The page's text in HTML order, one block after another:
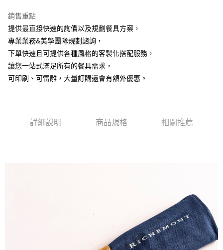
AFTEE先享後付是「在收到商品之後才付款」的支付方式。 讓您購物簡單
便利好安心！
１．簡單：不需註冊會員、不需綁卡、不需儲值。
２．便利：只要手機號碼，簡訊認證，即可結帳。
３．安心：先確認商品／服務後，再付款。
【「AFTEE先享後付」結帳流程】
１．於結帳方式選擇「AFTEE先享後付」後，將跳轉至「AFTEE先享後付」
※ 請注意：結帳手續完成當下不需立刻繳費，但若您需要取消訂單，請聯絡
易，需依本服務之必要範圍內提供個人資料，並將交易相關給付款項請求債
２．關於個人資料處理事宜，請瀏覽以下網址：
３．未成年的使用者請事先徵得法定代理人或監護人之同意方可使用
「AFTEE先享後付」，若未經同意申辦者引起之損失，本公司不負相關責
ATM付款
全家取貨付款
每筆NT$60，滿NT$1,500(含以上)免運費
7-11取貨付款
銷售重點
提供最直接快速的詢價以及規劃餐具方案，
專業業務&美學團隊規劃諮詢，
下單快速且可提供各種風格的客製化搭配服務，
讓您一站式滿足所有的餐具需求，
可印刷、可雷雕，大量訂購還會有額外優惠。
詳細說明 商品規格 相關推薦